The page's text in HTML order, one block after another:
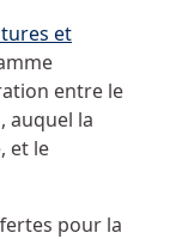
et
entre le
auquel la
et le
pour la